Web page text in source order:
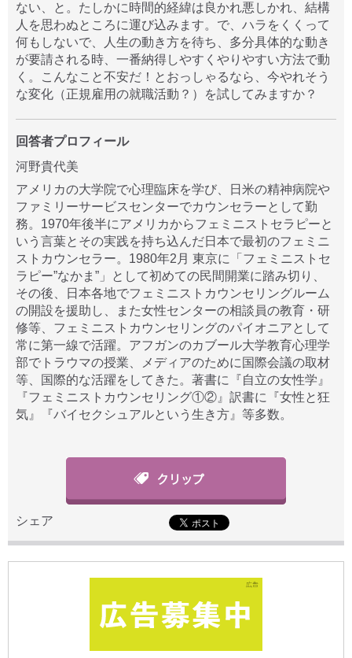
ない、と。たしかに時間的経緯は良かれ悪しかれ、結構
人を思わぬところに運び込みます。で、ハラをくくって
何もしないで、人生の動き方を待ち、多分具体的な動き
が要請される時、一番納得しやすくやりやすい方法で動
く。こんなこと不安だ！とおっしゃるなら、今やれそう
な変化（正規雇用の就職活動？）を試してみますか？
回答者プロフィール
河野貴代美
アメリカの大学院で心理臨床を学び、日米の精神病院や
ファミリーサービスセンターでカウンセラーとして勤
務。1970年後半にアメリカからフェミニストセラピーと
いう言葉とその実践を持ち込んだ日本で最初のフェミニ
ストカウンセラー。1980年2月 東京に「フェミニストセ
ラピー”なかま”」として初めての民間開業に踏み切り、
その後、日本各地でフェミニストカウンセリングルーム
の開設を援助し、また女性センターの相談員の教育・研
修等、フェミニストカウンセリングのパイオニアとして
常に第一線で活躍。アフガンのカブール大学教育心理学
部でトラウマの授業、メディアのために国際会議の取材
等、国際的な活躍をしてきた。著書に『自立の女性学』
『フェミニストカウンセリング①②』訳書に『女性と狂
気』『バイセクシュアルという生き方』等多数。
シェア